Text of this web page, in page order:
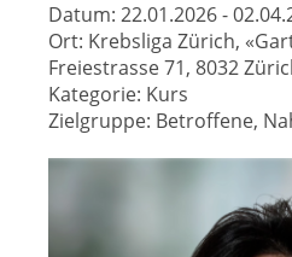
Datum: 22.01.2026 -
Ort: Krebsliga Zürich,
Freiestrasse 71, 8032
Kategorie: Kurs
Zielgruppe: Betroffene,